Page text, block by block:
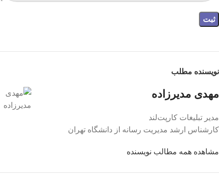
نویسنده مطلب
مهدی مدیرزاده
مدیر تبلیغات کارپت‌لند
کارشناس ارشد مدیریت رسانه از دانشگاه تهران
مشاهده همه مطالب نویسنده